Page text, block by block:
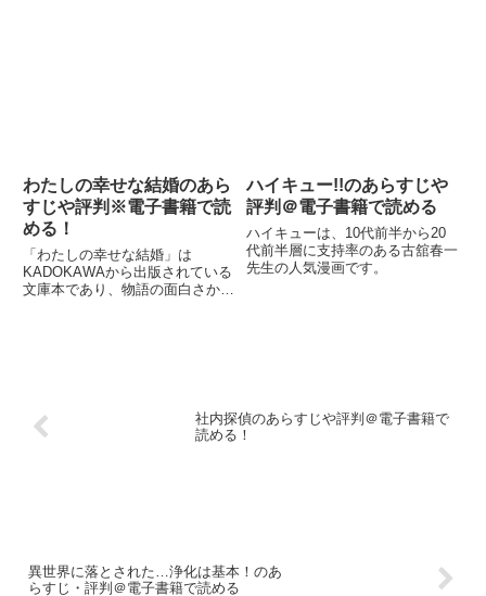
わたしの幸せな結婚のあら
すじや評判※電子書籍で読
める！
「わたしの幸せな結婚」は
KADOKAWAから出版されている
文庫本であり、物語の面白さから
ハイキュー!!のあらすじや
評判＠電子書籍で読める
ハイキューは、10代前半から20
代前半層に支持率のある古舘春一
先生の人気漫画です。
社内探偵のあらすじや評判＠電子書籍で
読める！
異世界に落とされた…浄化は基本！のあ
らすじ・評判＠電子書籍で読める